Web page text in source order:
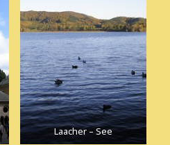
Laacher – See